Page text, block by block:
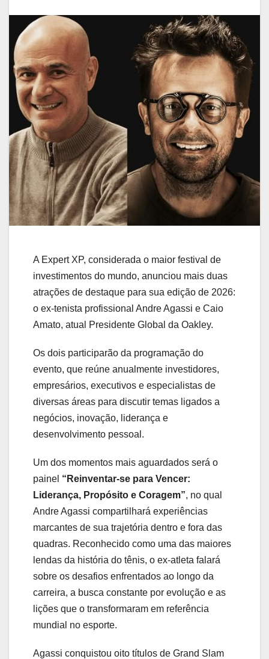
A Expert XP, considerada o maior festival de
investimentos do mundo, anunciou mais duas
atrações de destaque para sua edição de 2026:
o ex-tenista profissional Andre Agassi e Caio
Amato, atual Presidente Global da Oakley.
Os dois participarão da programação do
evento, que reúne anualmente investidores,
empresários, executivos e especialistas de
diversas áreas para discutir temas ligados a
negócios, inovação, liderança e
desenvolvimento pessoal.
Um dos momentos mais aguardados será o
painel “Reinventar-se para Vencer:
Liderança, Propósito e Coragem”, no qual
Andre Agassi compartilhará experiências
marcantes de sua trajetória dentro e fora das
quadras. Reconhecido como uma das maiores
lendas da história do tênis, o ex-atleta falará
sobre os desafios enfrentados ao longo da
carreira, a busca constante por evolução e as
lições que o transformaram em referência
mundial no esporte.
Agassi conquistou oito títulos de Grand Slam